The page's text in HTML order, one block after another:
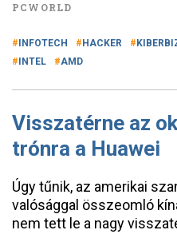
PCWORLD
INFOTECH HACKER
INTEL
AMD
Visszatérne az
trónra a Huawei
Úgy tűnik, az amerikai
valósággal összeomló
nem tett le a nagy